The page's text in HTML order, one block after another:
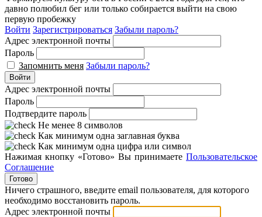
давно полюбил бег или только собирается выйти на свою
первую пробежку
Войти Зарегистрироваться Забыли пароль?
Адрес электронной почты
Пароль
Запомнить меня Забыли пароль?
Войти
Адрес электронной почты
Пароль
Подтвердите пароль
Не менее 8 символов
Как минимум одна заглавная буква
Как минимум одна цифра или символ
Нажимая кнопку «Готово» Вы принимаете Пользовательское
Соглашение
Готово
Ничего страшного, введите email пользователя, для которого
необходимо восстановить пароль.
Адрес электронной почты